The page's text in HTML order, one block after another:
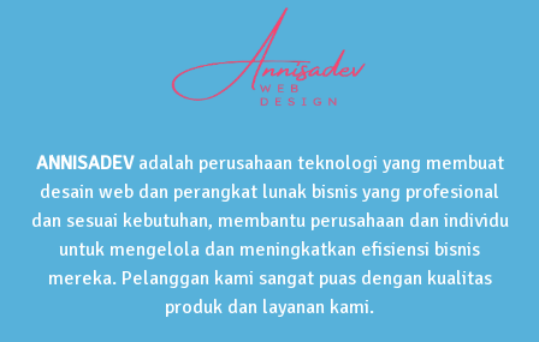
ANNISADEVadalah perusahaan teknologi yang membuat
desain web dan perangkat lunak bisnis yang profesional
dan sesuai kebutuhan, membantu perusahaan dan individu
untuk mengelola dan meningkatkan efisiensi bisnis
mereka. Pelanggan kami sangat puas dengan kualitas
produk dan layanan kami.